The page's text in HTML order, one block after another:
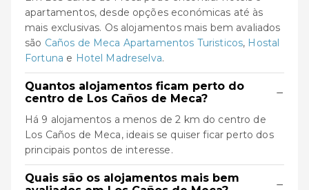
apartamentos, desde opções económicas até às
mais exclusivas. Os alojamentos mais bem avaliados
são Caños de Meca Apartamentos Turisticos, Hostal
Fortuna e Hotel Madreselva.
Quantos alojamentos ficam perto do
centro de Los Caños de Meca?
−
Há 9 alojamentos a menos de 2 km do centro de
Los Caños de Meca, ideais se quiser ficar perto dos
principais pontos de interesse.
Quais são os alojamentos mais bem
−